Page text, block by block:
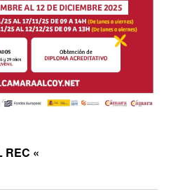
REC «
day.
day.
day.